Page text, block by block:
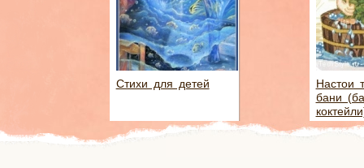
Стихи для детей
Настои
бани